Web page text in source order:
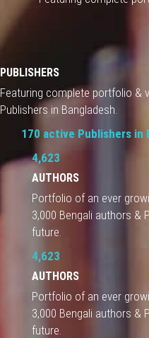
PUBLISHERS
Featuring complete portfolio &
Publishers in Bangladesh.
170 active Publishers in
4,623
AUTHORS
Portfolio of an ever
3,000 Bengali authors &
future.
4,623
AUTHORS
Portfolio of an ever
3,000 Bengali authors &
future.